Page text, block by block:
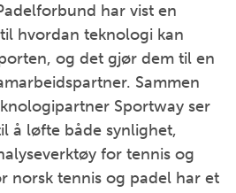
har vist en
hvordan teknologi kan
og det gjør dem til en
Sammen
Sportway ser
å løfte både synlighet,
for tennis og
norsk tennis og padel har et